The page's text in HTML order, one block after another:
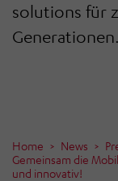
solutions für
Generationen.
Home News
Gemeinsam die
und innovativ!